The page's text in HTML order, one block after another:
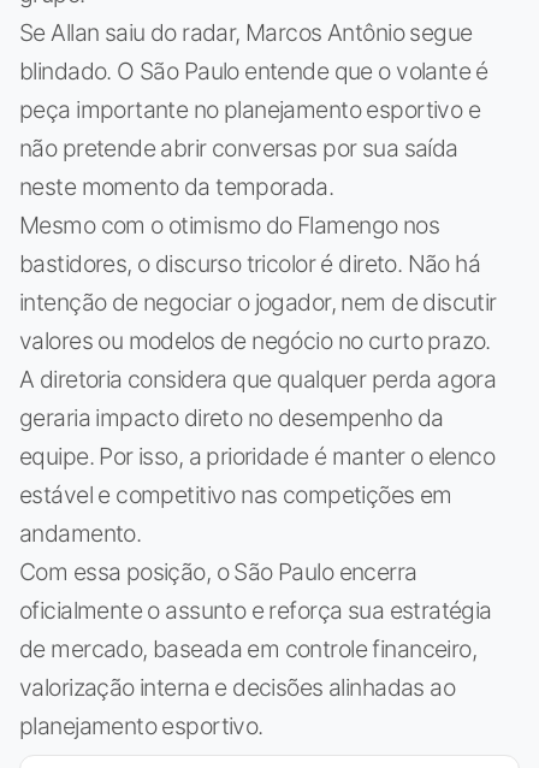
Se Allan saiu do radar, Marcos Antônio segue
blindado. O São Paulo entende que o volante é
peça importante no planejamento esportivo e
não pretende abrir conversas por sua saída
neste momento da temporada.
Mesmo com o otimismo do Flamengo nos
bastidores, o discurso tricolor é direto. Não há
intenção de negociar o jogador, nem de discutir
valores ou modelos de negócio no curto prazo.
A diretoria considera que qualquer perda agora
geraria impacto direto no desempenho da
equipe. Por isso, a prioridade é manter o elenco
estável e competitivo nas competições em
andamento.
Com essa posição, o São Paulo encerra
oficialmente o assunto e reforça sua estratégia
de mercado, baseada em controle financeiro,
valorização interna e decisões alinhadas ao
planejamento esportivo.